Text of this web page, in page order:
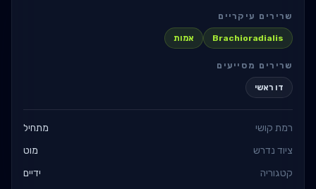
שרירים עיקריים
Brachioradialis אמות
שרירים מסייעים
דו ראשי
רמת קושי
מתחיל
ציוד נדרש
מוט
קטגוריה
ידיים